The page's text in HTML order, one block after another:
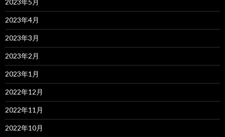
2023年4月
2023年3月
2023年2月
2023年1月
2022年12月
2022年11月
2022年10月